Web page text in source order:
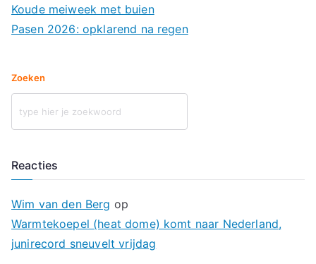
Koude meiweek met buien
Pasen 2026: opklarend na regen
Zoeken
Reacties
Wim van den Berg op
Warmtekoepel (heat dome) komt naar Nederland,
junirecord sneuvelt vrijdag